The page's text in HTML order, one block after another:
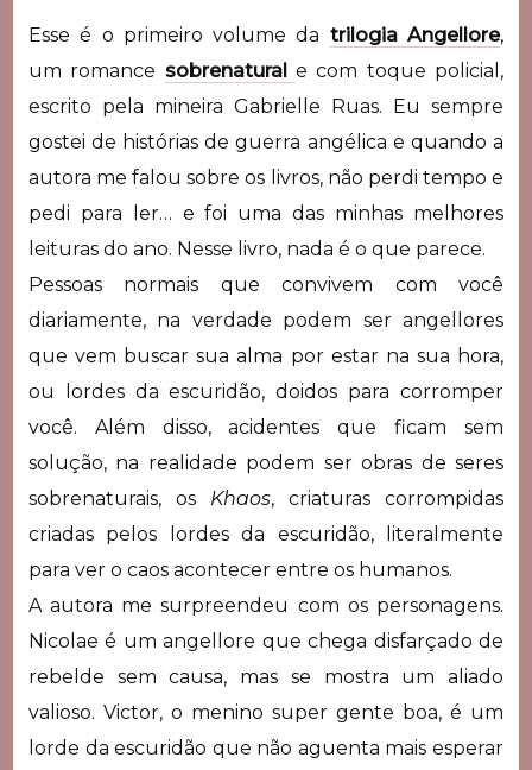
Esse é o primeiro volume da trilogia Angellore,
um romance sobrenatural e com toque policial,
escrito pela mineira Gabrielle Ruas. Eu sempre
gostei de histórias de guerra angélica e quando a
autora me falou sobre os livros, não perdi tempo e
pedi para ler… e foi uma das minhas melhores
leituras do ano. Nesse livro, nada é o que parece.
Pessoas normais que convivem com você
diariamente, na verdade podem ser angellores
que vem buscar sua alma por estar na sua hora,
ou lordes da escuridão, doidos para corromper
você. Além disso, acidentes que ficam sem
solução, na realidade podem ser obras de seres
sobrenaturais, os Khaos, criaturas corrompidas
criadas pelos lordes da escuridão, literalmente
para ver o caos acontecer entre os humanos.
A autora me surpreendeu com os personagens.
Nicolae é um angellore que chega disfarçado de
rebelde sem causa, mas se mostra um aliado
valioso. Victor, o menino super gente boa, é um
lorde da escuridão que não aguenta mais esperar